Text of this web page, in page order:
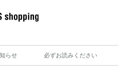
らせ 必ずお読みください